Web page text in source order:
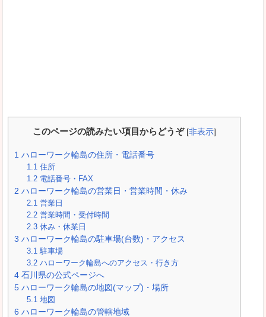
このページの読みたい項目からどうぞ [非表示]
1 ハローワーク輪島の住所・電話番号
1.1 住所
1.2 電話番号・FAX
2 ハローワーク輪島の営業日・営業時間・休み
2.1 営業日
2.2 営業時間・受付時間
2.3 休み・休業日
3 ハローワーク輪島の駐車場(台数)・アクセス
3.1 駐車場
3.2 ハローワーク輪島へのアクセス・行き方
4 石川県の公式ページへ
5 ハローワーク輪島の地図(マップ)・場所
5.1 地図
6 ハローワーク輪島の管轄地域